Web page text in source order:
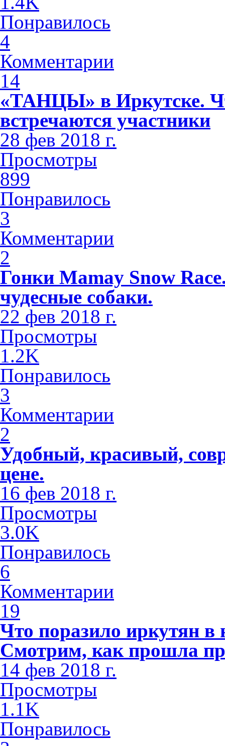
Понравилось
4
Комментарии
14
«ТАНЦЫ» в Иркутске.
встречаются участники
28 фев 2018 г.
Просмотры
899
Понравилось
3
Комментарии
2
Гонки Mamay Snow
чудесные собаки.
22 фев 2018 г.
Просмотры
1.2K
Понравилось
3
Комментарии
2
Удобный, красивый,
цене.
16 фев 2018 г.
Просмотры
3.0K
Понравилось
6
Комментарии
19
Что поразило иркутян
Смотрим, как прошла
14 фев 2018 г.
Просмотры
1.1K
Понравилось